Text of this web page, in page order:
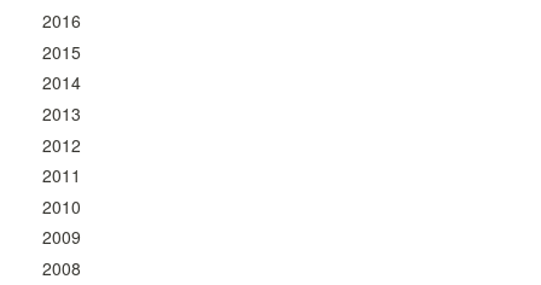
2016
2015
2014
2013
2012
2011
2010
2009
2008